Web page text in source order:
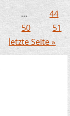
…
44
50
51
letzte Seite »